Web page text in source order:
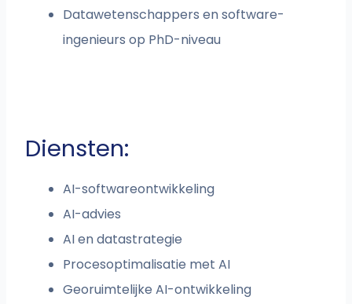
Datawetenschappers en software-
ingenieurs op PhD-niveau
Diensten:
AI-softwareontwikkeling
AI-advies
AI en datastrategie
Procesoptimalisatie met AI
Georuimtelijke AI-ontwikkeling